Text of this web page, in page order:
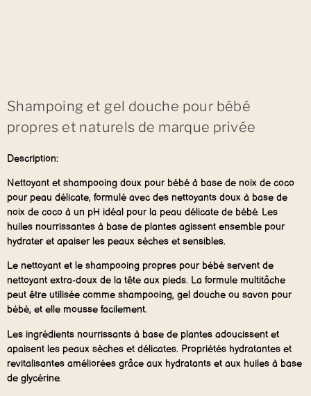
Shampoing et gel douche pour bébé
propres et naturels de marque privée
Description:
Nettoyant et shampooing doux pour bébé à base de noix de coco
pour peau délicate, formulé avec des nettoyants doux à base de
noix de coco à un pH idéal pour la peau délicate de bébé. Les
huiles nourrissantes à base de plantes agissent ensemble pour
hydrater et apaiser les peaux sèches et sensibles.
Le nettoyant et le shampooing propres pour bébé servent de
nettoyant extra-doux de la tête aux pieds. La formule multitâche
peut être utilisée comme shampooing, gel douche ou savon pour
bébé, et elle mousse facilement.
Les ingrédients nourrissants à base de plantes adoucissent et
apaisent les peaux sèches et délicates. Propriétés hydratantes et
revitalisantes améliorées grâce aux hydratants et aux huiles à base
de glycérine.